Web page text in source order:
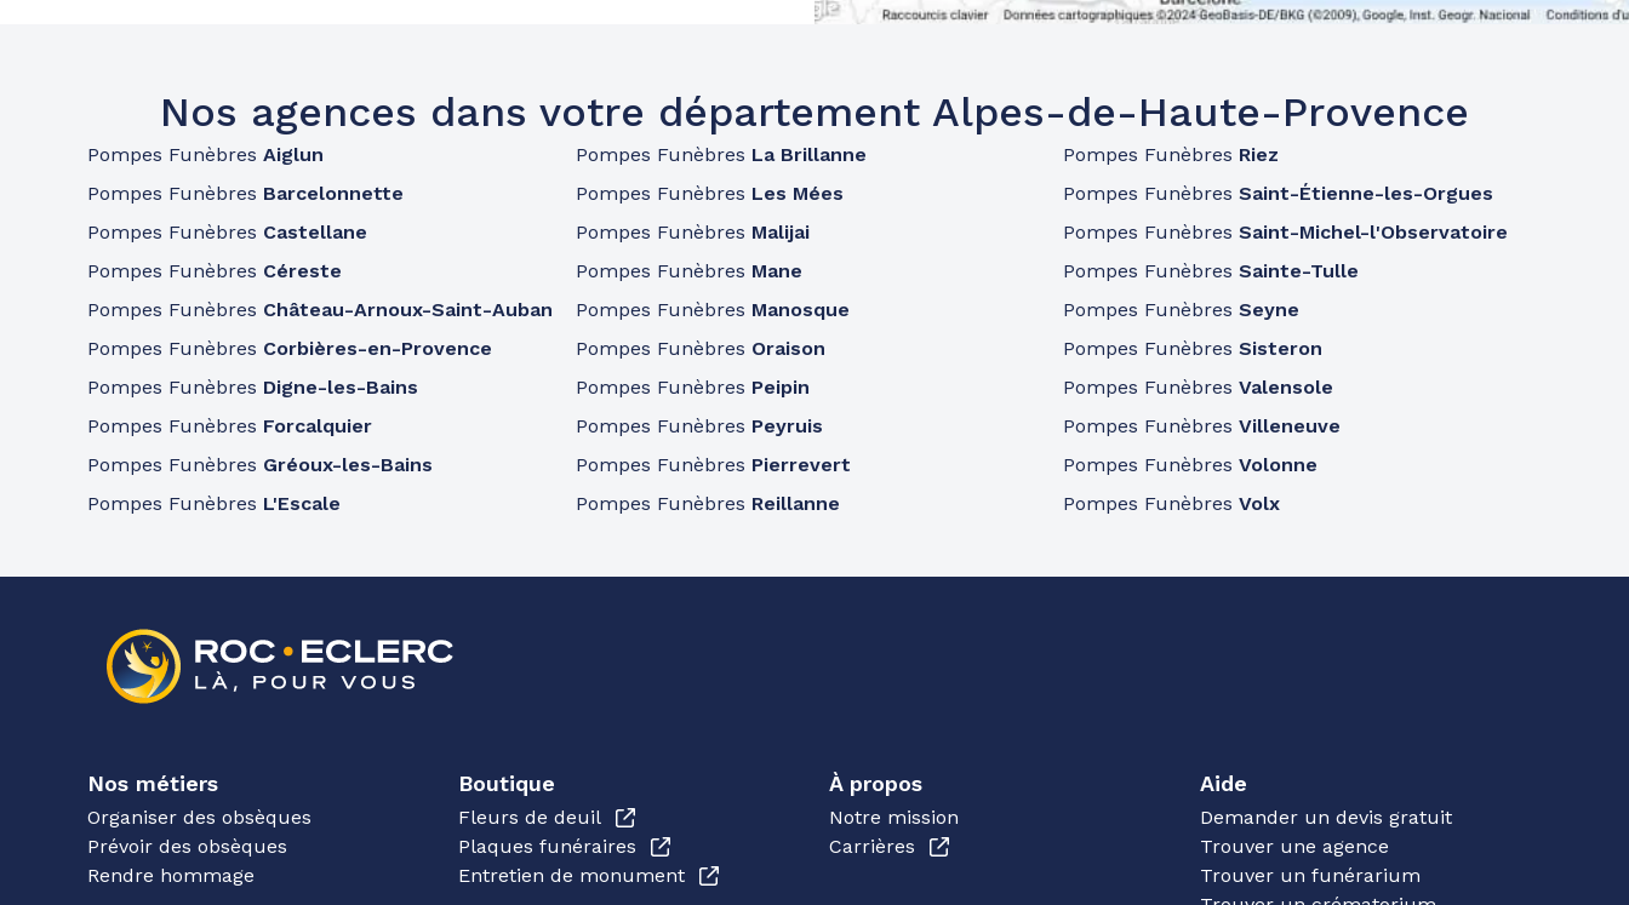
Nos agences dans votre département Alpes-de-Haute-Provence
Pompes Funèbres Aiglun
Pompes Funèbres Barcelonnette
Pompes Funèbres Castellane
Pompes Funèbres Céreste
Pompes Funèbres Château-Arnoux-Saint-Auban
Pompes Funèbres Corbières-en-Provence
Pompes Funèbres Digne-les-Bains
Pompes Funèbres Forcalquier
Pompes Funèbres Gréoux-les-Bains
Pompes Funèbres L'Escale
Pompes Funèbres La Brillanne
Pompes Funèbres Les Mées
Pompes Funèbres Malijai
Pompes Funèbres Mane
Pompes Funèbres Manosque
Pompes Funèbres Oraison
Pompes Funèbres Peipin
Pompes Funèbres Peyruis
Pompes Funèbres Pierrevert
Pompes Funèbres Reillanne
Pompes Funèbres Riez
Pompes FunèbresSaint-Étienne-les-Orgues
Pompes FunèbresSaint-Michel-l'Observatoire
Pompes FunèbresSainte-Tulle
Pompes FunèbresSeyne
Pompes FunèbresSisteron
Pompes FunèbresValensole
Pompes FunèbresVilleneuve
Pompes FunèbresVolonne
Pompes FunèbresVolx
Nos métiers
Organiser des obsèques
Prévoir des obsèques
Rendre hommage
Boutique
Fleurs de deuil
Plaques funéraires
Entretien de monument
À propos
Notre mission
Carrières
Aide
Demander un devis gratuit
Trouver une agence
Trouver un funérarium